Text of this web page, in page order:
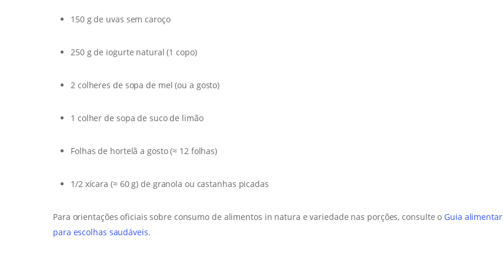
150 g de uvas sem caroço
250 g de iogurte natural (1 copo)
2 colheres de sopa de mel (ou a gosto)
1 colher de sopa de suco de limão
Folhas de hortelã a gosto (≈ 12 folhas)
1/2 xícara (≈ 60 g) de granola ou castanhas picadas
Para orientações oficiais sobre consumo de alimentos in natura e variedade nas porções, consulte o Guia alimentar
para escolhas saudáveis.